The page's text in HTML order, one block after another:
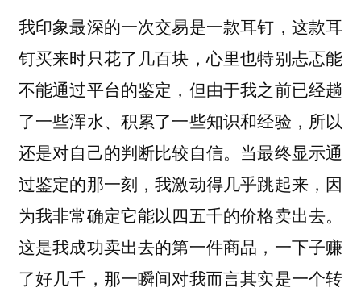
我印象最深的一次交易是一款耳钉，这款耳
钉买来时只花了几百块，心里也特别忐忑能
不能通过平台的鉴定，但由于我之前已经趟
了一些浑水、积累了一些知识和经验，所以
还是对自己的判断比较自信。当最终显示通
过鉴定的那一刻，我激动得几乎跳起来，因
为我非常确定它能以四五千的价格卖出去。
这是我成功卖出去的第一件商品，一下子赚
了好几千，那一瞬间对我而言其实是一个转